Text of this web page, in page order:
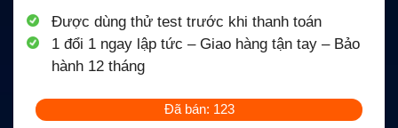
Được dùng thử test trước khi thanh toán
1 đổi 1 ngay lập tức – Giao hàng tận tay – Bảo
hành 12 tháng
Đã bán: 123